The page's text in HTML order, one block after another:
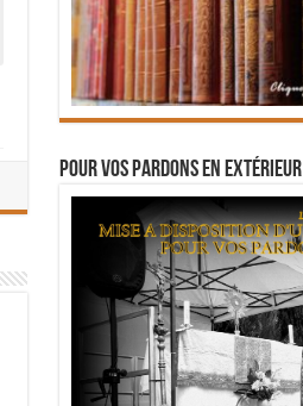
Pour vos pardons en extérieur